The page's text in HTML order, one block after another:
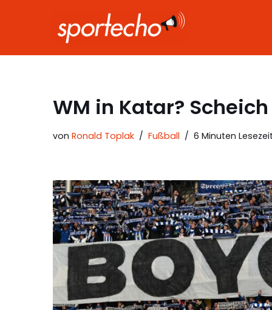
WM in Katar?
von Ronald Toplak Fußball 6 Minuten